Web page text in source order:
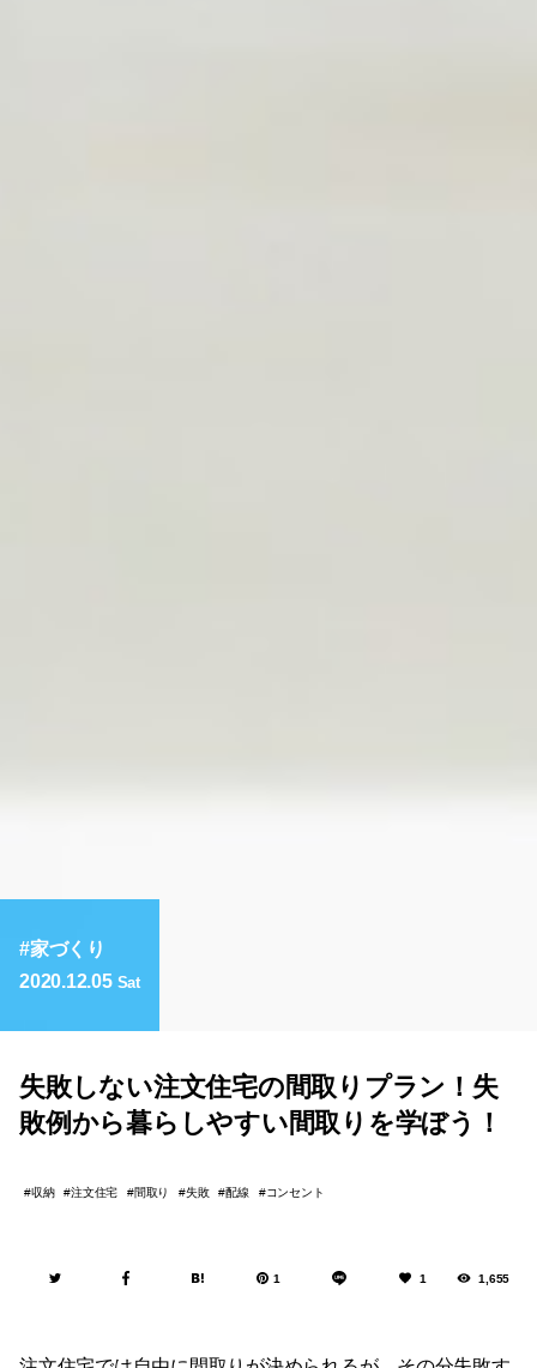
家づくり
2020.12.05 Sat
失敗しない注文住宅の間取りプラン！失
敗例から暮らしやすい間取りを学ぼう！
収納 注文住宅 間取り 失敗 配線 コンセント
1 1 1,655